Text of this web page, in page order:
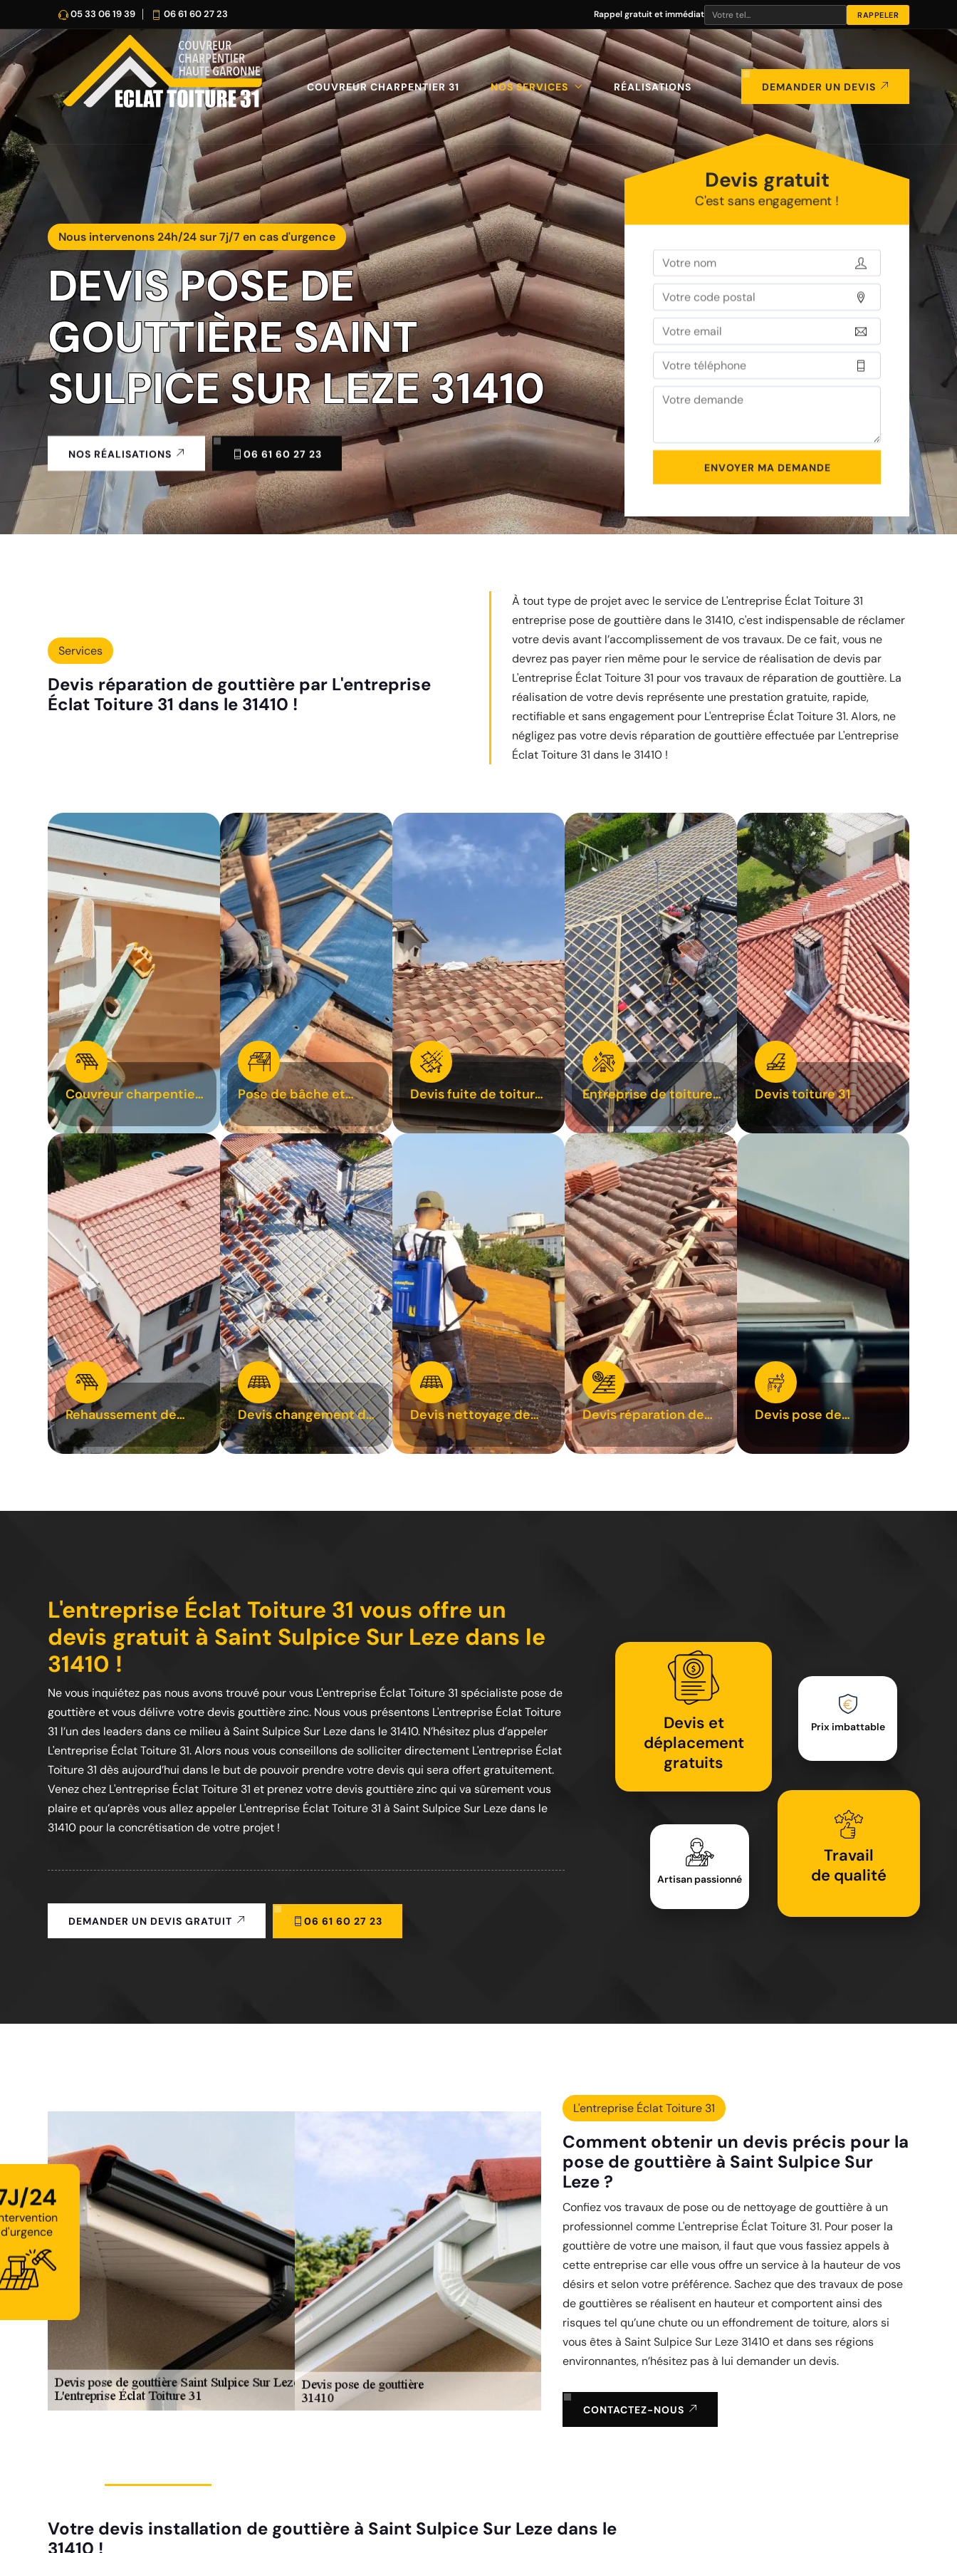
05 33 06 19 39 06 61 60 27 23 Rappel gratuit et immédiat
COUVREUR CHARPENTIER 31 NOS SERVICES RÉALISATIONS DEMANDER UN DEVIS
Nous intervenons 24h/24 sur 7j/7 en cas d'urgence
DEVIS POSE DE
GOUTTIÈRE SAINT
SULPICE SUR LEZE 31410
NOS RÉALISATIONS 06 61 60 27 23
Devis gratuit
C'est sans engagement !
Services
Devis réparation de gouttière par L'entreprise
Éclat Toiture 31 dans le 31410 !
À tout type de projet avec le service de L'entreprise Éclat Toiture 31
entreprise pose de gouttière dans le 31410, c'est indispensable de réclamer
votre devis avant l’accomplissement de vos travaux. De ce fait, vous ne
devrez pas payer rien même pour le service de réalisation de devis par
L'entreprise Éclat Toiture 31 pour vos travaux de réparation de gouttière. La
réalisation de votre devis représente une prestation gratuite, rapide,
rectifiable et sans engagement pour L'entreprise Éclat Toiture 31. Alors, ne
négligez pas votre devis réparation de gouttière effectuée par L'entreprise
Éclat Toiture 31 dans le 31410 !
Couvreur charpentier
31
Pose de bâche et
bâchage de toiture 31
Devis fuite de toiture
31
Entreprise de toiture
31
Devis toiture 31
Rehaussement de
toiture 31
Devis changement de
tuile 31
Devis nettoyage de
toiture 31
Devis réparation de
toiture 31
Devis pose de
L'entreprise Éclat Toiture 31 vous offre un
devis gratuit à Saint Sulpice Sur Leze dans le
31410 !
Ne vous inquiétez pas nous avons trouvé pour vous L'entreprise Éclat Toiture 31 spécialiste pose de
gouttière et vous délivre votre devis gouttière zinc. Nous vous présentons L'entreprise Éclat Toiture
31 l’un des leaders dans ce milieu à Saint Sulpice Sur Leze dans le 31410. N’hésitez plus d’appeler
L'entreprise Éclat Toiture 31. Alors nous vous conseillons de solliciter directement L'entreprise Éclat
Toiture 31 dès aujourd’hui dans le but de pouvoir prendre votre devis qui sera offert gratuitement.
Venez chez L'entreprise Éclat Toiture 31 et prenez votre devis gouttière zinc qui va sûrement vous
plaire et qu’après vous allez appeler L'entreprise Éclat Toiture 31 à Saint Sulpice Sur Leze dans le
31410 pour la concrétisation de votre projet !
Devis et
déplacement
gratuits
Artisan passionné
Prix imbattable
Travail
de qualité
DEMANDER UN DEVIS GRATUIT 06 61 60 27 23
24
d'urgence
L'entreprise Éclat Toiture 31
Comment obtenir un devis précis pour la
pose de gouttière à Saint Sulpice Sur
Leze ?
Confiez vos travaux de pose ou de nettoyage de gouttière à un
professionnel comme L'entreprise Éclat Toiture 31. Pour poser la
gouttière de votre une maison, il faut que vous fassiez appels à
cette entreprise car elle vous offre un service à la hauteur de vos
désirs et selon votre préférence. Sachez que des travaux de pose
de gouttières se réalisent en hauteur et comportent ainsi des
risques tel qu’une chute ou un effondrement de toiture, alors si
vous êtes à Saint Sulpice Sur Leze 31410 et dans ses régions
environnantes, n’hésitez pas à lui demander un devis.
CONTACTEZ-NOUS
Votre devis installation de gouttière à Saint Sulpice Sur Leze dans le
31410 !